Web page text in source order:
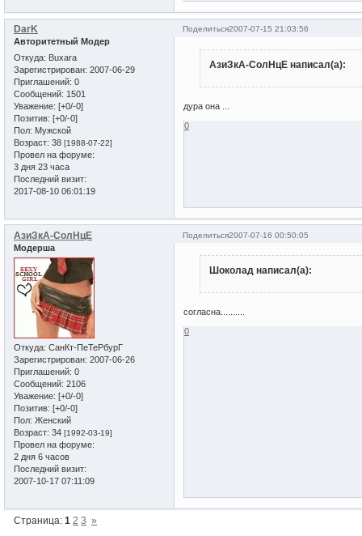
Поделиться2007-07-15 21:03:56
DarK
Авторитетный Модер
Откуда: Buxara
Зарегистрирован: 2007-06-29
Приглашений: 0
Сообщений: 1501
Уважение: [+0/-0]
Позитив: [+0/-0]
Пол: Мужской
Возраст: 38 [1988-07-22]
Провел на форуме:
3 дня 23 часа
Последний визит:
2017-08-10 06:01:19
АзиЗкА-СолНцЕ написал(а):
дура она ...
0
Поделиться2007-07-16 00:50:05
АзиЗкА-СолНцЕ
Модерша
Откуда: СанКт-ПеТеРбурГ
Зарегистрирован: 2007-06-26
Приглашений: 0
Сообщений: 2106
Уважение: [+0/-0]
Позитив: [+0/-0]
Пол: Женский
Возраст: 34 [1992-03-19]
Провел на форуме:
2 дня 6 часов
Последний визит:
2007-10-17 07:11:09
Шоколад написал(а):
согласна..........
0
Страница:1 2 3 »